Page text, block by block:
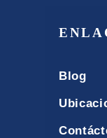
Blog